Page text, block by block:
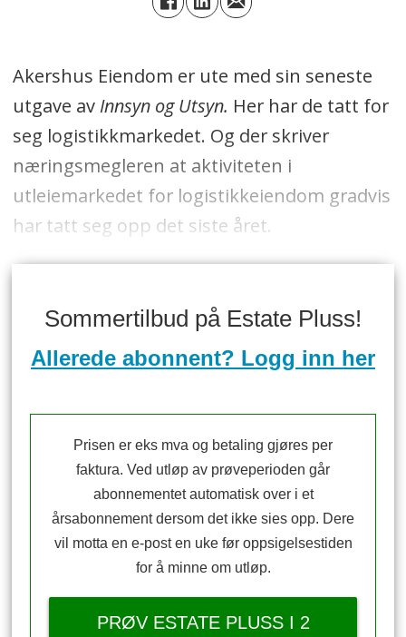
Akershus Eiendom er ute med sin seneste
utgave av Innsyn og Utsyn. Her har de tatt for
seg logistikkmarkedet. Og der skriver
næringsmegleren at aktiviteten i
utleiemarkedet for logistikkeiendom gradvis
har tatt seg opp det siste året.
Sommertilbud på Estate Pluss!
Allerede abonnent? Logg inn her
Prisen er eks mva og betaling gjøres per
faktura. Ved utløp av prøveperioden går
abonnementet automatisk over i et
årsabonnement dersom det ikke sies opp. Dere
vil motta en e-post en uke før oppsigelsestiden
for å minne om utløp.
PRØV ESTATE PLUSS I 2